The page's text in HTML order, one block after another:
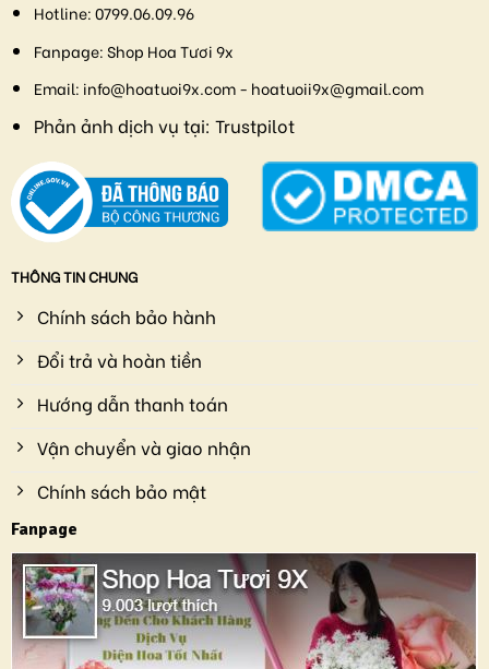
Hotline:0799.06.09.96
Fanpage:Shop Hoa Tươi 9x
Email: info@hoatuoi9x.com - hoatuoii9x@gmail.com
Phản ảnh dịch vụ tại: Trustpilot
THÔNG TIN CHUNG
Chính sách bảo hành
Đổi trả và hoàn tiền
Hướng dẫn thanh toán
Vận chuyển và giao nhận
Chính sách bảo mật
Fanpage